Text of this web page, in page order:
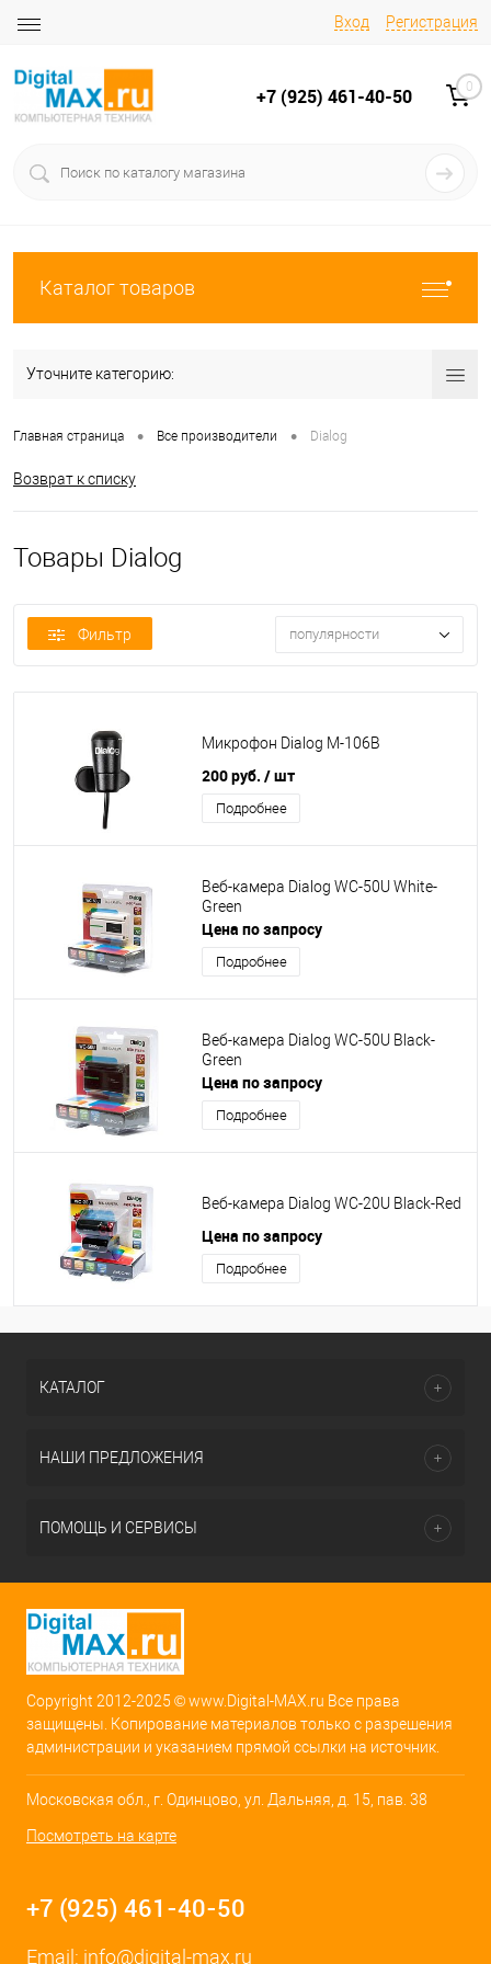
Вход Регистрация
+7 (925) 461-40-50 0
Каталог товаров
Уточните категорию:
Главная страница • Все производители • Dialog
Возврат к списку
Товары Dialog
Фильтр популярности
Микрофон Dialog M-106B
200 руб. / шт
Подробнее
Веб-камера Dialog WC-50U White-
Green
Цена по запросу
Подробнее
Веб-камера Dialog WC-50U Black-
Green
Цена по запросу
Подробнее
Веб-камера Dialog WC-20U Black-Red
Цена по запросу
Подробнее
КАТАЛОГ
НАШИ ПРЕДЛОЖЕНИЯ
ПОМОЩЬ И СЕРВИСЫ
Copyright 2012-2025 © www.Digital-MAX.ru Все права
защищены. Копирование материалов только с разрешения
администрации и указанием прямой ссылки на источник.
Московская обл., г. Одинцово, ул. Дальняя, д. 15, пав. 38
Посмотреть на карте
+7 (925) 461-40-50
Email: info@digital-max.ru